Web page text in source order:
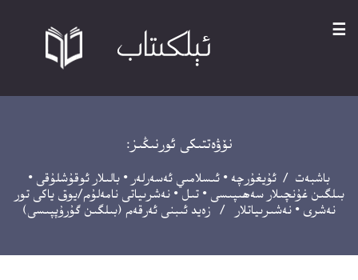
☰
نۆۋەتتىكى ئورنىڭىز:
باشبەت / ئۇيغۇرچە • ئىسلامىي ئەسەرلەر • بالىلار ئوقۇشلۇقى •
بىلگىن غۇنچىلار سەھىپىسى •تىل •نەشرىياتى نامەلۇم/يوق ياكى تور
نەشرى • نەشىرىياتلار / زەيد ئىبنى ئەرقەم (بىلگىن گۇرۇپپىسى)